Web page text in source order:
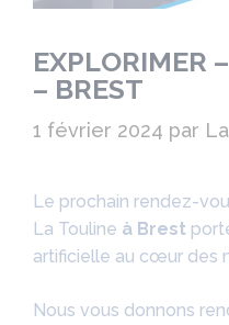
EXPLORIMER
– BREST
1 février 2024 par
Le prochain rendez-
La Touline à Brest
artificielle au cœur des
Nous vous donnons